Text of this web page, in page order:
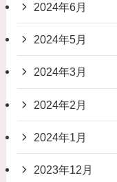
2024年6月
2024年5月
2024年3月
2024年2月
2024年1月
2023年12月